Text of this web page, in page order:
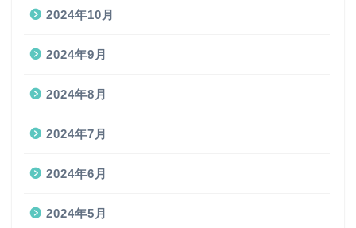
2024年10月
2024年9月
2024年8月
2024年7月
2024年6月
2024年5月